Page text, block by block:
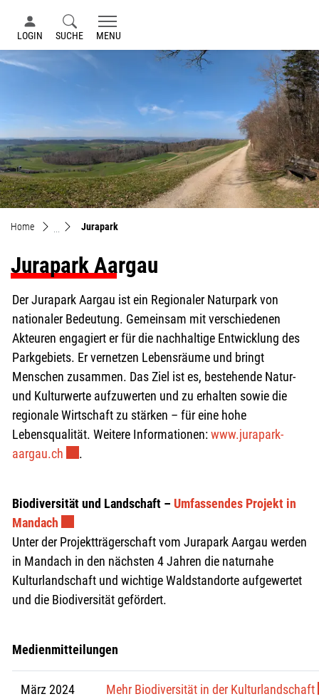
zur Startseite
Direkt zur Hauptnavigation
Direkt zum Inhalt
Direkt zur Suche
Direkt zum Stichwortverzeichnis
LOGIN SUCHE MENU
Home Jurapark(ausgewählt)
Jurapark Aargau
Der Jurapark Aargau ist ein Regionaler Naturpark von
nationaler Bedeutung. Gemeinsam mit verschiedenen
Akteuren engagiert er für die nachhaltige Entwicklung des
Parkgebiets. Er vernetzen Lebensräume und bringt
Menschen zusammen. Das Ziel ist es, bestehende Natur-
und Kulturwerte aufzuwerten und zu erhalten sowie die
regionale Wirtschaft zu stärken – für eine hohe
Lebensqualität. Weitere Informationen:www.jurapark-
aargau.ch
.
Biodiversität und Landschaft – Umfassendes Projekt in
Mandach
Unter der Projektträgerschaft vom Jurapark Aargau werden
in Mandach in den nächsten 4 Jahren die naturnahe
Kulturlandschaft und wichtige Waldstandorte aufgewertet
und die Biodiversität gefördert.
Medienmitteilungen
März 2024 Mehr Biodiversität in der Kulturlandschaft